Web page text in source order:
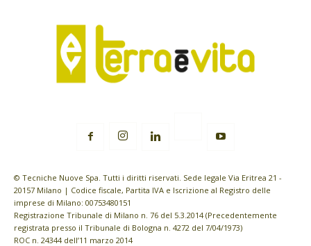
© Tecniche Nuove Spa. Tutti i diritti riservati. Sede legale Via Eritrea 21 -
20157 Milano | Codice fiscale, Partita IVA e Iscrizione al Registro delle
imprese di Milano: 00753480151
Registrazione Tribunale di Milano n. 76 del 5.3.2014 (Precedentemente
registrata presso il Tribunale di Bologna n. 4272 del 7/04/1973)
ROC n. 24344 dell’11 marzo 2014